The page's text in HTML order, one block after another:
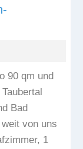
90 qm und
Bad
von uns
1